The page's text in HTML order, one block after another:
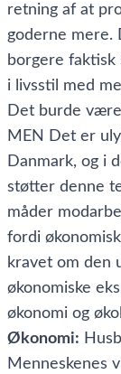
retning af at
goderne mere.
borgere faktisk
i livsstil med
Det burde
MEN Det er
Danmark, og i
støtter denne
måder
fordi
kravet om den
økonomiske
økonomi og
Økonomi:
Menneskenes